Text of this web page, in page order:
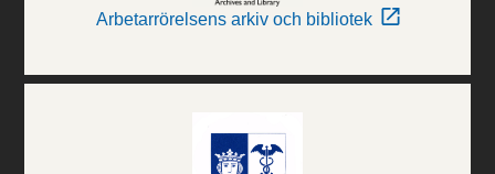
Arbetarrörelsens arkiv och bibliotek